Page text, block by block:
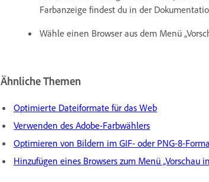
Farbanzeige findest du in der
Wähle einen Browser aus dem Menü
Ähnliche Themen
Optimierte Dateiformate für das Web
Verwenden des Adobe-Farbwählers
Optimieren von Bildern im GIF- oder PNG-8-
Hinzufügen eines Browsers zum Menü „Vorschau